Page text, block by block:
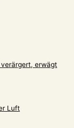
verärgert, erwägt
Luft